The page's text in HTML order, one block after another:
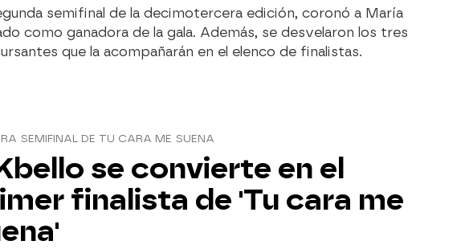
semifinal de la decimotercera edición, coronó a María
como ganadora de la gala. Además, se desvelaron los tres
que la acompañarán en el elenco de finalistas.
SEMIFINAL DE TU CARA ME SUENA
se convierte en el
finalista de 'Tu cara me